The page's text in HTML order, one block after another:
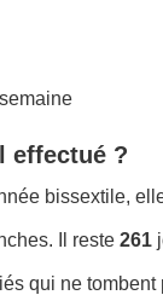
effectué ?
bissextile,
Il reste 261
qui ne tombent